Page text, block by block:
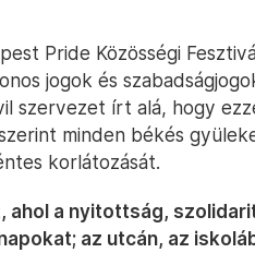
Pride Közösségi
jogok és
szervezet írt alá, hogy
minden békés
korlátozását.
ahol a nyitottság,
az utcán, az